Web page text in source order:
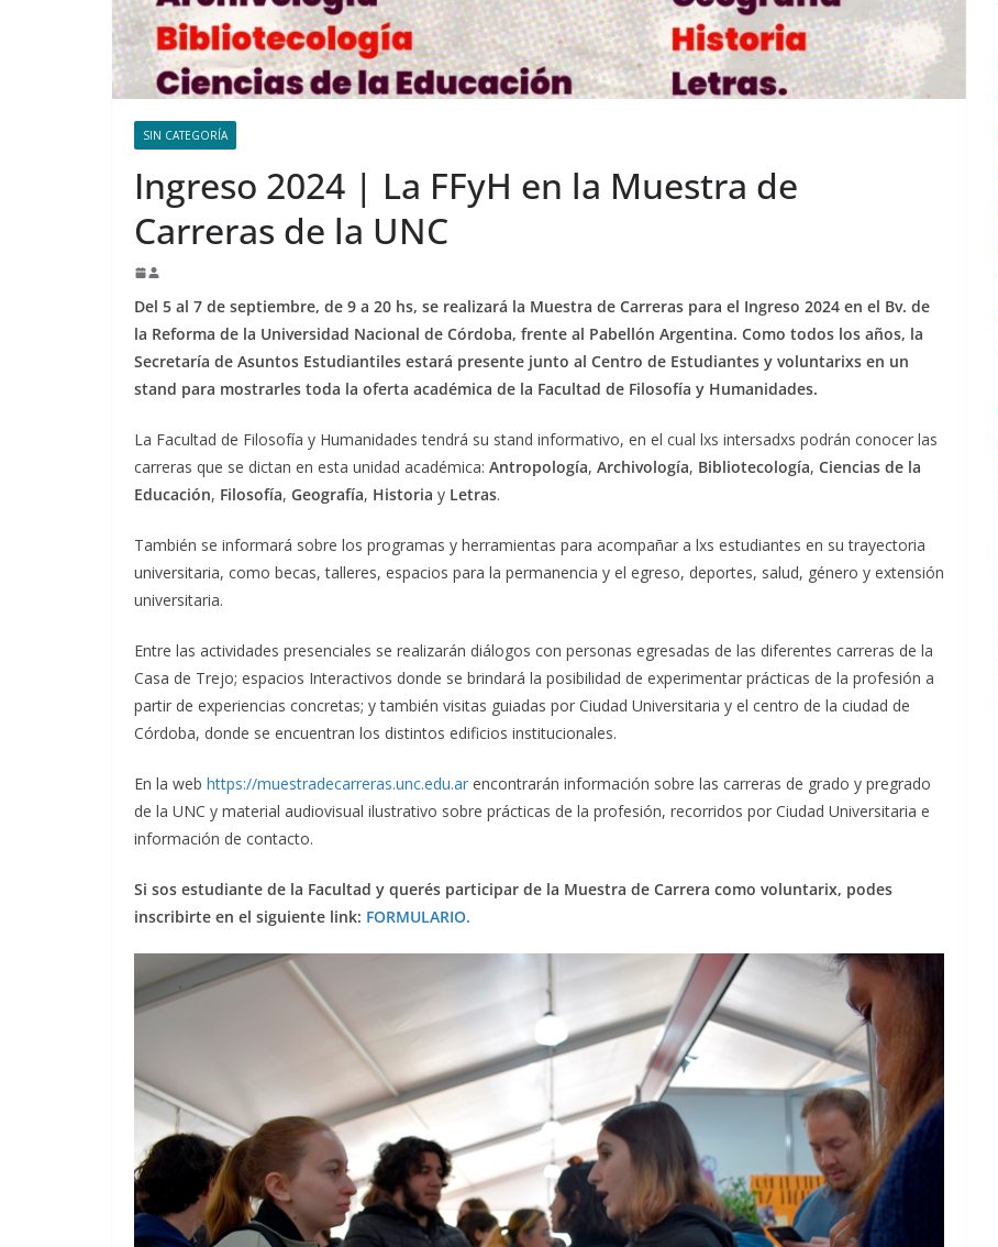
SIN CATEGORÍA
Ingreso 2024 | La FFyH en la Muestra de
Carreras de la UNC
Del 5 al 7 de septiembre, de 9 a 20 hs, se realizará la Muestra de Carreras para el Ingreso 2024 en el Bv. de
la Reforma de la Universidad Nacional de Córdoba, frente al Pabellón Argentina. Como todos los años, la
Secretaría de Asuntos Estudiantiles estará presente junto al Centro de Estudiantes y voluntarixs en un
stand para mostrarles toda la oferta académica de la Facultad de Filosofía y Humanidades.
La Facultad de Filosofía y Humanidades tendrá su stand informativo, en el cual lxs intersadxs podrán conocer las
carreras que se dictan en esta unidad académica: Antropología, Archivología, Bibliotecología, Ciencias de la
Educación, Filosofía, Geografía, Historia y Letras.
También se informará sobre los programas y herramientas para acompañar a lxs estudiantes en su trayectoria
universitaria, como becas, talleres, espacios para la permanencia y el egreso, deportes, salud, género y extensión
universitaria.
Entre las actividades presenciales se realizarán diálogos con personas egresadas de las diferentes carreras de la
Casa de Trejo; espacios Interactivos donde se brindará la posibilidad de experimentar prácticas de la profesión a
partir de experiencias concretas; y también visitas guiadas por Ciudad Universitaria y el centro de la ciudad de
Córdoba, donde se encuentran los distintos edificios institucionales.
En la web https://muestradecarreras.unc.edu.ar encontrarán información sobre las carreras de grado y pregrado
de la UNC y material audiovisual ilustrativo sobre prácticas de la profesión, recorridos por Ciudad Universitaria e
información de contacto.
Si sos estudiante de la Facultad y querés participar de la Muestra de Carrera como voluntarix, podes
inscribirte en el siguiente link: FORMULARIO.